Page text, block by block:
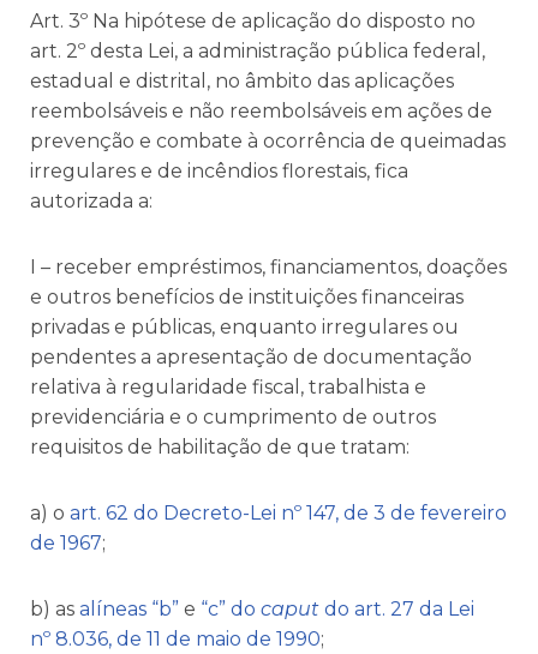
Art. 3º Na hipótese de aplicação do disposto no
art. 2º desta Lei, a administração pública federal,
estadual e distrital, no âmbito das aplicações
reembolsáveis e não reembolsáveis em ações de
prevenção e combate à ocorrência de queimadas
irregulares e de incêndios florestais, fica
autorizada a:
I – receber empréstimos, financiamentos, doações
e outros benefícios de instituições financeiras
privadas e públicas, enquanto irregulares ou
pendentes a apresentação de documentação
relativa à regularidade fiscal, trabalhista e
previdenciária e o cumprimento de outros
requisitos de habilitação de que tratam:
a) o art. 62 do Decreto-Lei nº 147, de 3 de fevereiro
de 1967;
b) as alíneas “b” e “c” do caput do art. 27 da Lei
nº 8.036, de 11 de maio de 1990;